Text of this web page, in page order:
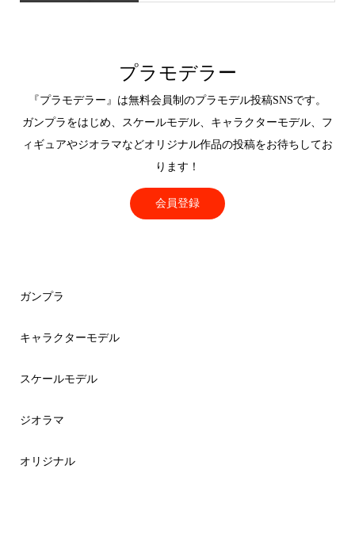
プラモデラー
『プラモデラー』は無料会員制のプラモデル投稿SNSです。
ガンプラをはじめ、スケールモデル、キャラクターモデル、フ
ィギュアやジオラマなどオリジナル作品の投稿をお待ちしてお
ります！
会員登録
ガンプラ
キャラクターモデル
スケールモデル
ジオラマ
オリジナル